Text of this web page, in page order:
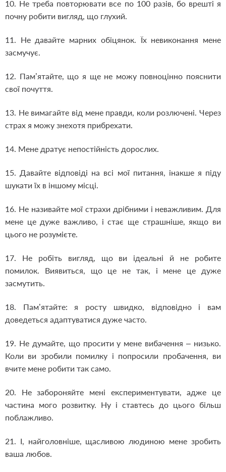
10. Не треба повторювати все по 100 разів, бо врешті я
почну робити вигляд, що глухий.
11. Не давайте марних обіцянок. Їх невиконання мене
засмучує.
12. Пам’ятайте, що я ще не можу повноцінно пояснити
свої почуття.
13. Не вимагайте від мене правди, коли розлючені. Через
страх я можу знехотя прибрехати.
14. Мене дратує непостійність дорослих.
15. Давайте відповіді на всі мої питання, інакше я піду
шукати їх в іншому місці.
16. Не називайте мої страхи дрібними і неважливим. Для
мене це дуже важливо, і стає ще страшніше, якщо ви
цього не розумієте.
17. Не робіть вигляд, що ви ідеальні й не робите
помилок. Виявиться, що це не так, і мене це дуже
засмутить.
18. Пам’ятайте: я росту швидко, відповідно і вам
доведеться адаптуватися дуже часто.
19. Не думайте, що просити у мене вибачення – низько.
Коли ви зробили помилку і попросили пробачення, ви
вчите мене робити так само.
20. Не забороняйте мені експериментувати, адже це
частина мого розвитку. Ну і ставтесь до цього більш
поблажливо.
21. І, найголовніше, щасливою людиною мене зробить
ваша любов.